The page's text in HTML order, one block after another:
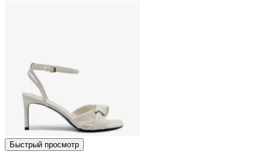
Быстрый просмотр